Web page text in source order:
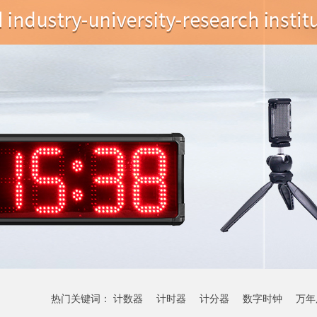
热门关键词： 计数器 计时器 计分器 数字时钟 万